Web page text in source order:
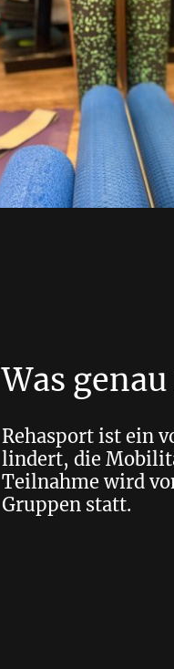
Was
Rehasport ist ein
lindert, die
Teilnahme wird
Gruppen statt.